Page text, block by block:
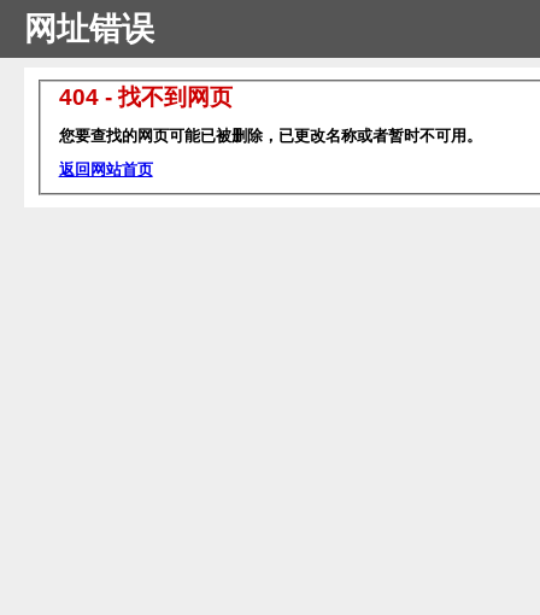
网址错误
404 - 找不到网页
您要查找的网页可能已被删除，已更改名称或者暂时不可用。
返回网站首页